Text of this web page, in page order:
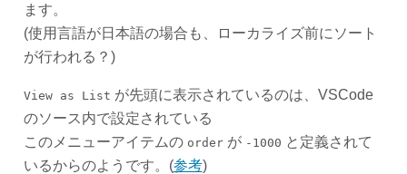
ます。
(使用言語が日本語の場合も、ローカライズ前にソート
が行われる？)
View as List が先頭に表示されているのは、VSCode
のソース内で設定されている
このメニューアイテムの orderが -1000 と定義されて
いるからのようです。(参考)